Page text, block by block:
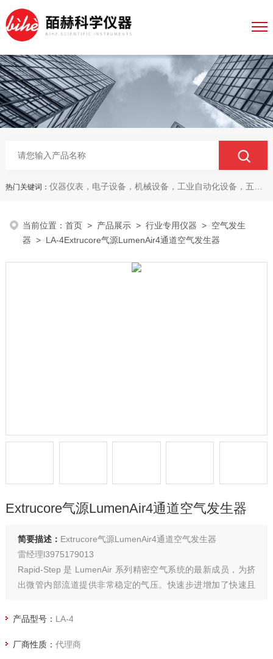
热门关键词： 仪器仪表，电子设备，机械设备，工业自动化设备，五金产品，电线电缆，金属材料，电子
当前位置：首页 > 产品展示 >行业专用仪器 > 空气发生
器 > LA-4Extrucore气源LumenAir4通道空气发生器
Extrucore气源LumenAir4通道空气发生器
简要描述： Extrucore气源LumenAir4通道空气发生器
雷经理l3975179013
Rapid-Step 是 LumenAir 系列精密空气系统的最新成员，为挤
出微管内部流道提供非常稳定的气压。快速步进增加了快速且
为锥形管或凸管。
产品型号： LA-4
厂商性质： 代理商